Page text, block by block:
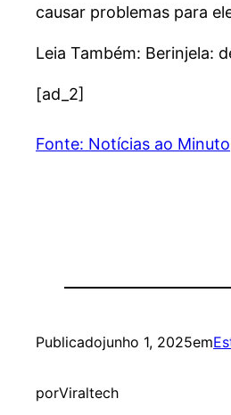
causar problemas para
Leia Também: Berinjela:
[ad_2]
Fonte: Notícias ao Minuto
Publicadojunho 1, 2025em
porViraltech